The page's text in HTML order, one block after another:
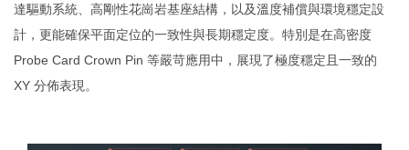
達驅動系統、高剛性花崗岩基座結構，以及溫度補償與環境穩定設
計，更能確保平面定位的一致性與長期穩定度。特別是在高密度
Probe Card Crown Pin 等嚴苛應用中，展現了極度穩定且一致的
XY 分佈表現。